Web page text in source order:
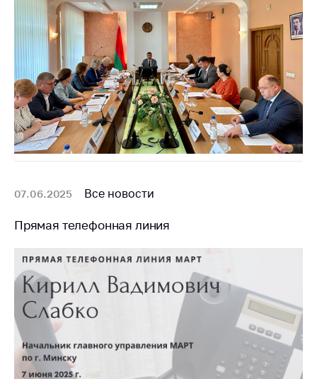
07.06.2025 Все новости
Прямая телефонная линия